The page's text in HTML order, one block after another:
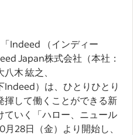
Indeed （インディー
Japan株式会社（本社：
木 紘之、
）は、ひとりひとり
揮して働くことができる新
ていく「ハロー、ニュール
28日（金）より開始し、